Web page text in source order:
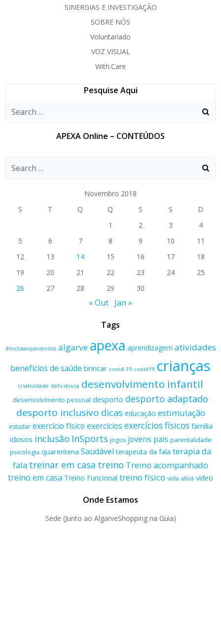
SINERGIAS E INVESTIGAÇÃO
SOBRE NÓS
Voluntariado
VOZ VISUAL
With.Care
Pesquise Aqui
APEXA Online – CONTEÚDOS
Novembro 2018
S
T Q Q S S
D
1
2 3
4
5
6 7 8 9 10
11
12
13 14 15 16 17
18
19
20 21 22 23 24
25
26
27 28 29 30
« Out Jan »
Tags
#inclusaoparatodos algarve apexa aprendizagem atividades
benefícios de saúde brincar covid-19 covid19 crianças
criatividade deficiência desenvolvimento infantil
desenvolvimento pessoal desporto desporto adaptado
desporto inclusivo dicas educação estimulação
estudar exercício físico exercícios exercícios físicos família
idosos inclusão InSports jogos jovens pais parentalidade
psicologia quarentena Saudável terapeuta da fala terapia da
fala treinar em casa treino Treino acompanhado
treino em casa Treino Funcional treino físico vida ativa video
Onde Estamos
Sede (Junto ao AlgarveShopping na Guia)